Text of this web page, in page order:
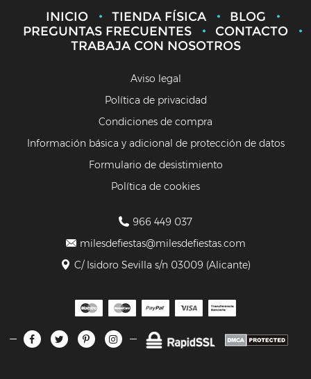
INICIO TIENDA FÍSICA
BLOG
PREGUNTAS FRECUENTES
CONTACTO
TRABAJA CON NOSOTROS
Aviso legal
Política de privacidad
Condiciones de compra
Información básica y adicional de protección de datos
Formulario de desistimiento
Política de cookies
966 449 037
milesdefiestas@milesdefiestas.com
C/ Isidoro Sevilla s/n 03009 (Alicante)